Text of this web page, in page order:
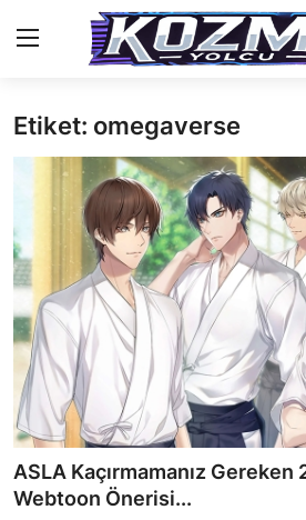
Anasayfa
İletişim
Anime Önerileri
Kore Dünyası
Anime Karakterleri
Anime
Dizi & Film
Etiket: omegaverse
ASLA Kaçırmamanız
Webtoon Önerisi...